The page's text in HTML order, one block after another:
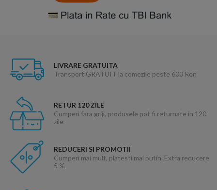
LIVRARE GRATUITA
Transport GRATUIT la comezile peste 600 Ron
RETUR 120 ZILE
Cumperi fara griji, produsele pot fi returnate in 120
zile
REDUCERI SI PROMOTII
Cumperi mai mult, platesti mai putin. Extra reducere
5 %